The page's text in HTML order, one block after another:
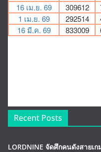
Recent Posts
LORDNINE จัดศึกคนดังสายเ